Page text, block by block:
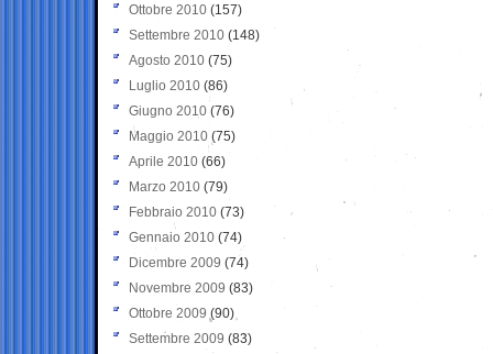
Ottobre 2010 (157)
Settembre 2010 (148)
Agosto 2010 (75)
Luglio 2010 (86)
Giugno 2010 (76)
Maggio 2010 (75)
Aprile 2010 (66)
Marzo 2010 (79)
Febbraio 2010 (73)
Gennaio 2010 (74)
Dicembre 2009 (74)
Novembre 2009 (83)
Ottobre 2009 (90)
Settembre 2009 (83)